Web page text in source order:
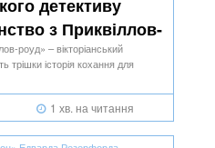
детективу
з Приквіллов-
роуд» – вікторіанський
трішки історія кохання для
1 хв. на читання